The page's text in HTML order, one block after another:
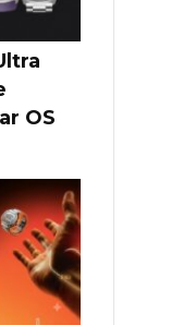
OS